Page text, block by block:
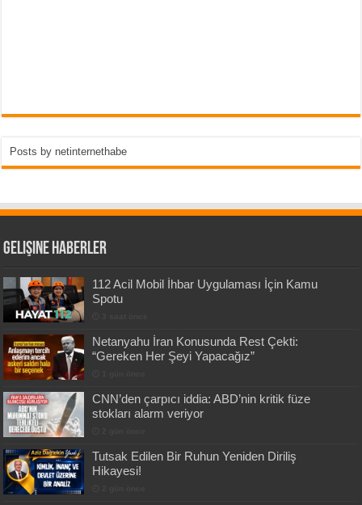
Posts by netinternethabe
Gelişine Haberler
112 Acil Mobil İhbar Uygulaması İçin Kamu
Spotu
Netanyahu İran Konusunda Rest Çekti:
“Gereken Her Şeyi Yapacağız”
CNN’den çarpıcı iddia: ABD’nin kritik füze
stokları alarm veriyor
Tutsak Edilen Bir Ruhun Yeniden Diriliş
Hikayesi!